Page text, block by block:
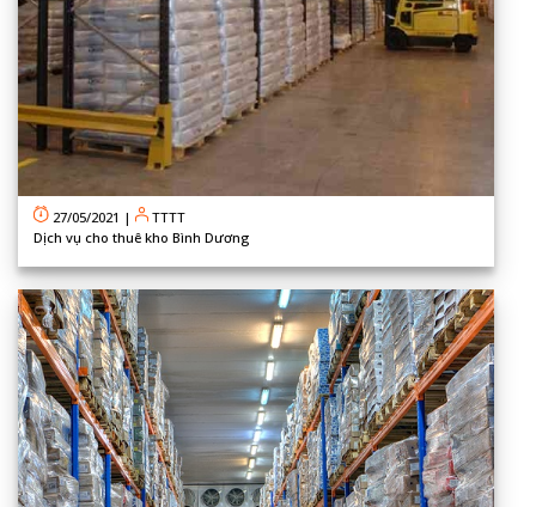
27/05/2021 |
TTTT
Dịch vụ cho thuê kho Bình Dương